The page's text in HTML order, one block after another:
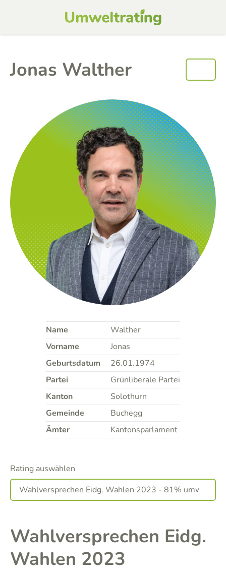
Jonas Walther
Name
Walther
Vorname
Jonas
Geburtsdatum
26.01.1974
Partei
Grünliberale Partei
Kanton
Solothurn
Gemeinde
Buchegg
Ämter
Kantonsparlament
Rating auswählen
Wahlversprechen Eidg.
Wahlen 2023